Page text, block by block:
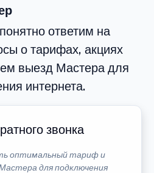
ответим на
о тарифах, акциях
выезд Мастера для
интернета.
звонка
оптимальный тариф и
для подключения